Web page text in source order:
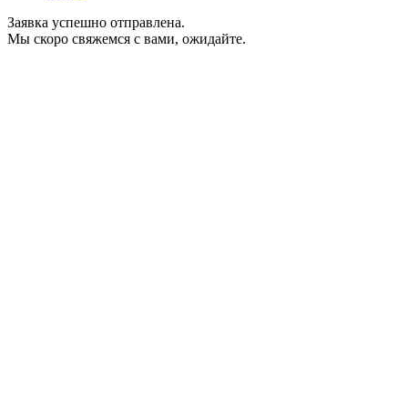
Заявка успешно отправлена.
Мы скоро свяжемся с вами, ожидайте.